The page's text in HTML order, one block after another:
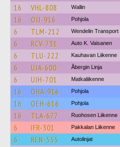
16 VHL-808 Wallin
16 OJJ-916 Pohjola
6 TLM-212 Wendelin Transport
6 RCV-731 Auto K. Vaisanen
6 TLU-222 Kauhavan Liikenne
6 UJA-600 Åbergin Linja
6 UJH-701 Matkaliikenne
16 OHA-916 Pohjola
16 OEH-616 Pohjola
16 TLA-677 Ruohosen Liikenne
6 IFR-301 Pakkalan Liikenne
6 REN-555 Autolinjat